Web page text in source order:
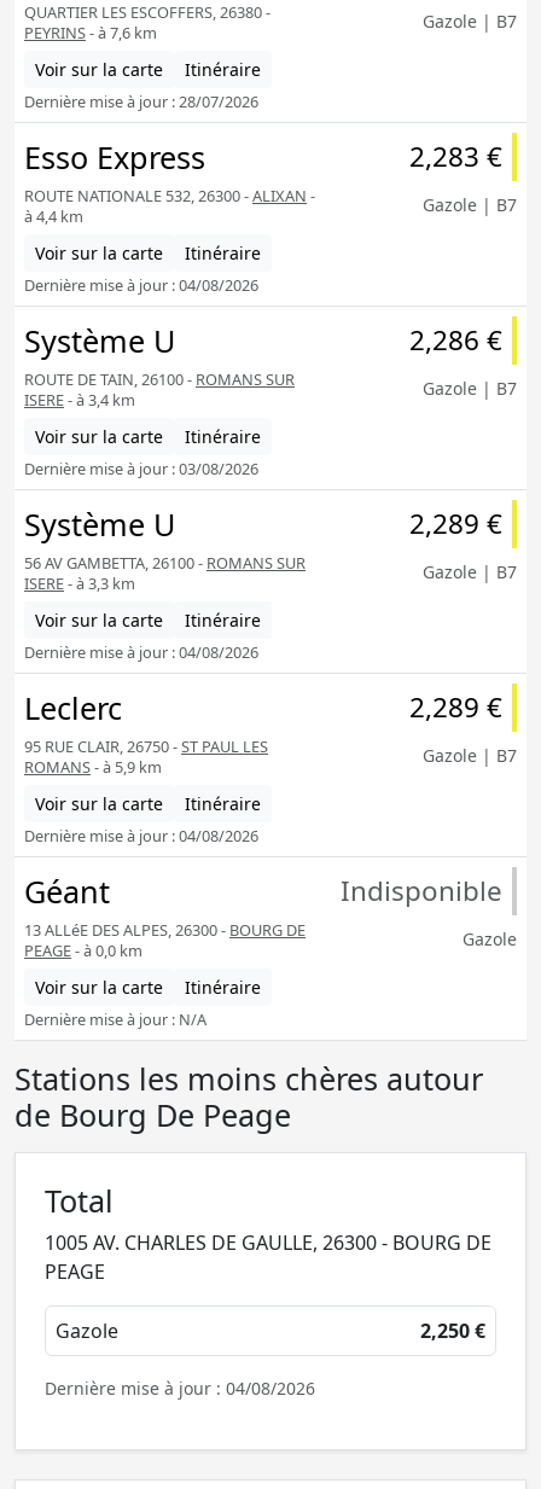
QUARTIER LES ESCOFFERS, 26380 -
PEYRINS- à 7,6 km
Voir sur la carte Itinéraire
Dernière mise à jour : 28/07/2026
Gazole | B7
Esso Express
ROUTE NATIONALE 532, 26300 -ALIXAN -
à 4,4 km
Voir sur la carte Itinéraire
Dernière mise à jour : 04/08/2026
2,283 €
Gazole | B7
Système U
ROUTE DE TAIN, 26100 - ROMANS SUR
ISERE- à 3,4 km
Voir sur la carte Itinéraire
Dernière mise à jour : 03/08/2026
2,286 €
Gazole | B7
Système U
56 AV GAMBETTA, 26100 - ROMANS SUR
ISERE- à 3,3 km
Voir sur la carte Itinéraire
Dernière mise à jour : 04/08/2026
2,289 €
Gazole | B7
Leclerc
95 RUE CLAIR, 26750 -ST PAUL LES
ROMANS- à 5,9 km
Voir sur la carte Itinéraire
Dernière mise à jour : 04/08/2026
2,289 €
Gazole | B7
Géant
13 ALLéE DES ALPES, 26300 - BOURG DE
PEAGE- à 0,0 km
Voir sur la carte Itinéraire
Dernière mise à jour : N/A
Indisponible
Gazole
Stations les moins chères autour
de Bourg De Peage
Total
1005 AV. CHARLES DE GAULLE, 26300 - BOURG DE
PEAGE
Gazole 2,250 €
Dernière mise à jour : 04/08/2026